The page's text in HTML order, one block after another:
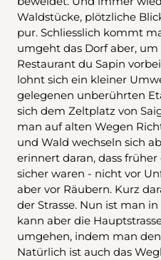
Waldstücke, plötzliche
pur. Schliesslich kommt
umgeht das Dorf aber,
Restaurant du Sapin
lohnt sich ein kleiner
gelegenen unberührten
sich dem Zeltplatz von
man auf alten Wegen
und Wald wechseln sich
erinnert daran, dass
sicher waren - nicht vor
aber vor Räubern. Kurz
der Strasse. Nun ist man
kann aber die
umgehen, indem man
Natürlich ist auch das